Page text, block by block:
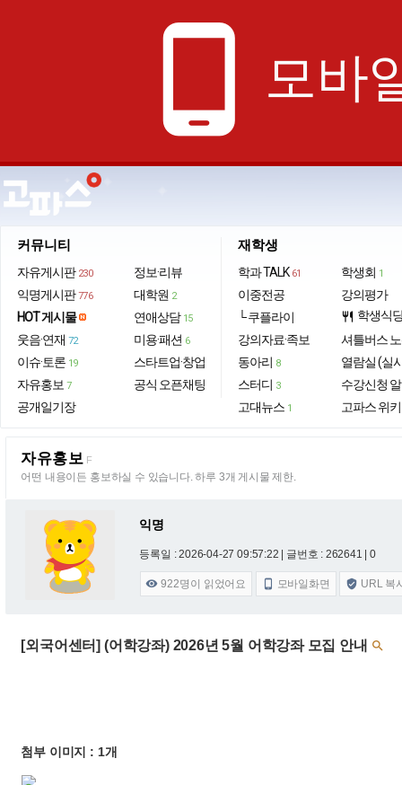
phone_android 모바
커뮤니티
자유게시판 230
익명게시판 776
HOT 게시물
웃음·연재 72
이슈·토론 19
자유홍보 7
공개일기장
정보·리뷰
대학원 2
연애상담 15
미용·패션 6
스타트업·창업
공식 오픈채팅
재학생
학과 TALK 61
이중전공
└ 쿠플라이
강의자료·족보
동아리 8
스터디 3
고대뉴스 1
학생회 1
강의평가
restaurant 학생식
셔틀버스
열람실 (실
수강신청
고파스 위키
자유홍보 F
어떤 내용이든 홍보하실 수 있습니다. 하루 3개 게시물 제한.
익명
등록일 : 2026-04-27 09:57:22 | 글번호 : 262641 | 0
 922명이 읽었어요  모바일화면  URL 복
[외국어센터] (어학강좌) 2026년 5월 어학강좌 모집 안내 
첨부 이미지 : 1개